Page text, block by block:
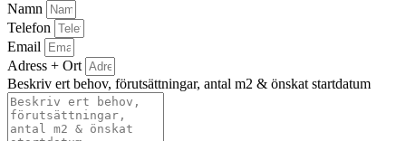
Namn
Telefon
Email
Adress + Ort
Beskriv ert behov, förutsättningar, antal m2 & önskat startdatum